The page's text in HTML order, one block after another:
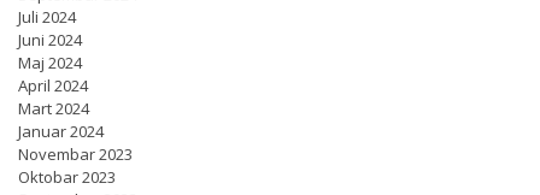
Juli 2024
Juni 2024
Maj 2024
April 2024
Mart 2024
Januar 2024
Novembar 2023
Oktobar 2023